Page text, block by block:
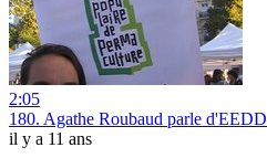
2:05
180. Agathe Roubaud parle d'EEDD
il y a 11 ans